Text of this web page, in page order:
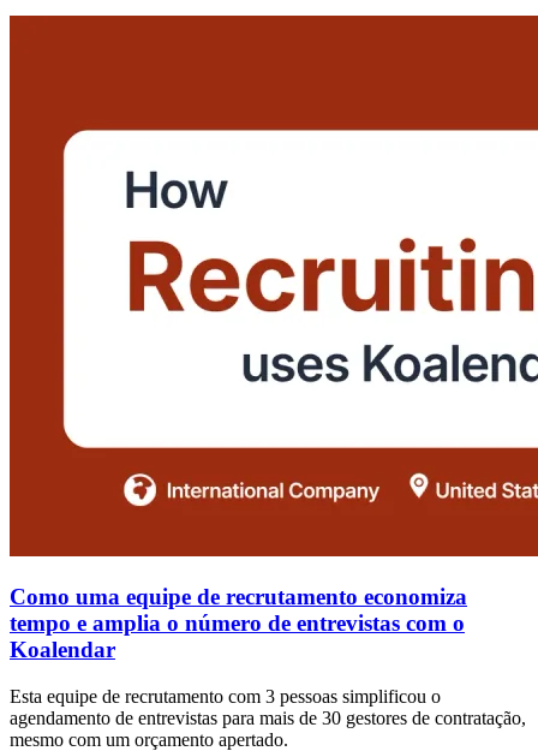
Como uma equipe de recrutamento economiza
tempo e amplia o número de entrevistas com o
Koalendar
Esta equipe de recrutamento com 3 pessoas simplificou o
agendamento de entrevistas para mais de 30 gestores de contratação,
mesmo com um orçamento apertado.